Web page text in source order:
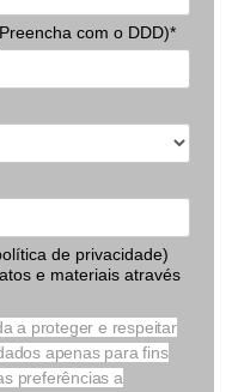
com o DDD)*
de privacidade)
e materiais através
a proteger e respeitar
apenas para fins
preferências a